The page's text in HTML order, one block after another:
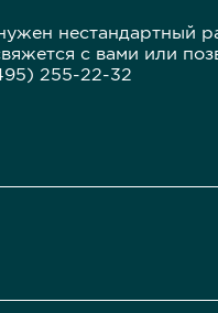
нестандартный
с вами или
255-22-32